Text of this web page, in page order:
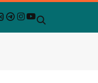
toggle